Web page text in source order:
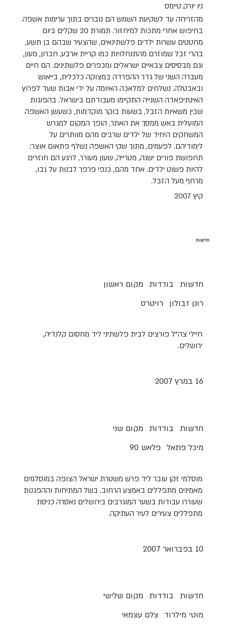
ניו יורק טיימס
מהזריחה עד לשקיעת השמש הם נוברים בתוך ערימות אשפה
בחיפוש אחרי מתכות למיחזור. תמורת 20 שקלים ביום
מחטטים עשרות ילדים פלשתינאים, שהצעיר שבהם בן תשע,
בהרי זבל שמוזרם מהתנחלויות כמו קריית ארבע, חברון, מעון,
וגם מבסיסים צבאיים ישראלים ומכפרים פלשתינים. הם חיים
מעברה השני של גדר ההפרדה במצוקה כלכלית, בייאוש
ובאבטלה. נשלחים למלאכה האיומה על ידי אבות שעד לפרוץ
האינתיפאדה השנייה התקיימו מעבודתם בישראל. בהפוגות
שבין משאיות הזבל, בשעות בוקר מוקדמות, כשעשן האשפה
המועלית באש ממסך את האתר, הופך המקום למגרש
המשחקים היחיד של ילדים שרבים מהם מוותרים על
לימודיהם. לפעמים, מתוך שקי האשפה נשלף פתאום אוצר:
תחפושת פורים ישנה, מטרייה, שעון מעורר, לרגע הם חוזרים
להיות פשוט ילדים. אחד מהם, כנפי פרפר לבנות על גבו,
מרחף מעל הזבל.
קיץ 2007
חדשות
מקום ראשון בודדות חדשות
רויטרס רונן זבולון
חיילי צה"ל פורצים לבית פלשתיני ליד מחסום קלנדיה,
ירושלים.
16 במרץ 2007
מקום שני בודדות חדשות
פלאש 90 מיכל פתאל
מוסלמי זקן עובר ליד פרש משטרת ישראל הצופה במוסלמים
מאמינים מתפללים באמצע הרחוב. בשל המתיחות וההפגנות
שעוררו עבודות בשער המוגרבים בירושלים נאסרה כניסת
מתפללים צעירים לעיר העתיקה.
10 בפברואר 2007
מקום שלישי בודדות חדשות
צלם עצמאי מוטי מילרוד